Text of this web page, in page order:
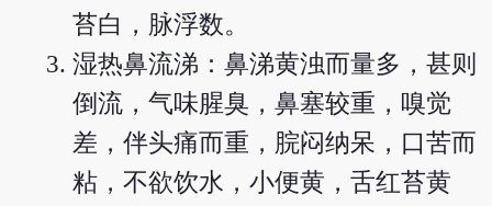
苔白，脉浮数。
湿热鼻流涕：鼻涕黄浊而量多，甚则
倒流，气味腥臭，鼻塞较重，嗅觉
差，伴头痛而重，脘闷纳呆，口苦而
粘，不欲饮水，小便黄，舌红苔黄